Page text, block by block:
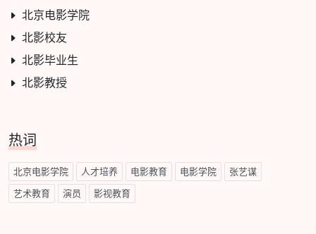
北京电影学院
北影校友
北影毕业生
北影教授
热词
北京电影学院 人才培养 电影教育 电影学院 张艺谋
艺术教育 演员 影视教育